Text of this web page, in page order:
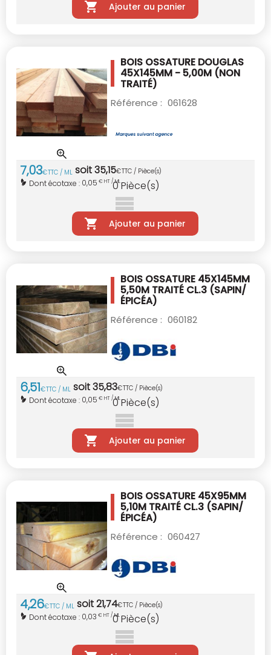
Ajouter au panier
BOIS OSSATURE DOUGLAS
45X145MM - 5,00M (NON
TRAITÉ)
Référence : 061628
7,03€TTC / ML soit35,15€TTC / Pièce(s)
Dont écotaxe : 0,05 € HT / ML
0Pièce(s)
Ajouter au panier
BOIS OSSATURE 45X145MM
5,50M TRAITÉ CL.3 (SAPIN/
ÉPICÉA)
Référence : 060182
6,51€TTC / ML soit35,83€TTC / Pièce(s)
Dont écotaxe : 0,05 € HT / ML
0Pièce(s)
Ajouter au panier
BOIS OSSATURE 45X95MM
5,10M TRAITÉ CL.3 (SAPIN/
ÉPICÉA)
Référence : 060427
4,26€TTC / ML soit21,74€TTC / Pièce(s)
Dont écotaxe : 0,03 € HT / ML
0Pièce(s)